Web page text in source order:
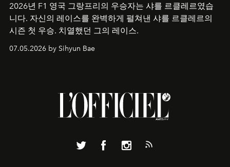
2026년 F1 영국 그랑프리의 우승자는 샤를 르클레르였습
니다. 자신의 레이스를 완벽하게 펼쳐낸 샤를 르클레르의
시즌 첫 우승. 치열했던 그의 레이스.
07.05.2026 by Sihyun Bae